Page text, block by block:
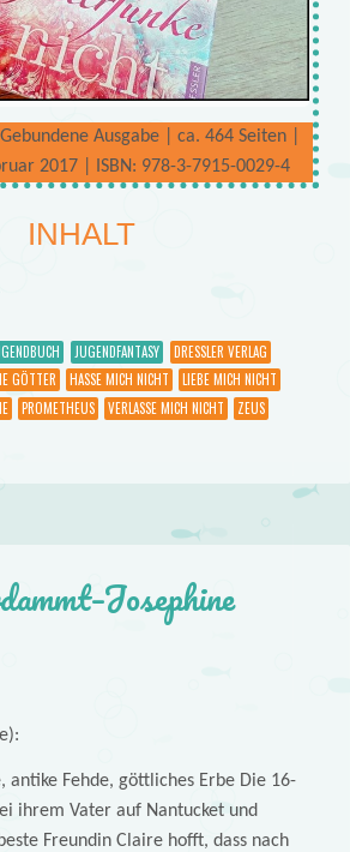
Ausgabe | ca. 464 Seiten |
2017 | ISBN: 978-3-7915-0029-4
INHALT
JUGENDFANTASY
DRESSLER VERLAG
GÖTTER HASSE MICH NICHT
LIEBE MICH NICHT
PROMETHEUS VERLASSE MICH NICHT
ZEUS
antike Fehde, göttliches Erbe Die 16-
ihrem Vater auf Nantucket und
Freundin Claire hofft, dass nach